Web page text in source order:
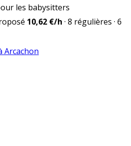
les babysitters
10,62 €/h · 8 régulières · 6
Arcachon